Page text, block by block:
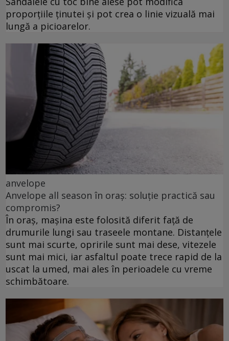
proporțiile ținutei și pot crea o linie vizuală mai
lungă a picioarelor.
anvelope
Anvelope all season în oraș: soluție practică sau
compromis?
În oraș, mașina este folosită diferit față de
drumurile lungi sau traseele montane. Distanțele
sunt mai scurte, opririle sunt mai dese, vitezele
sunt mai mici, iar asfaltul poate trece rapid de la
uscat la umed, mai ales în perioadele cu vreme
schimbătoare.